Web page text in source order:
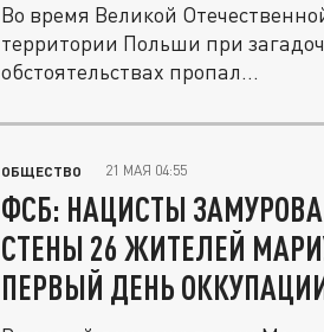
Во время Великой
территории Польши при
обстоятельствах пропал...
ОБЩЕСТВО 21 МАЯ 04:55
ФСБ: НАЦИСТЫ
СТЕНЫ 26 ЖИТЕЛЕЙ
ПЕРВЫЙ ДЕНЬ